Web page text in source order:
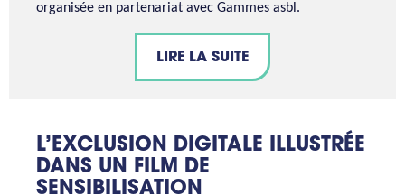
organisée en partenariat avec Gammes asbl.
LIRE LA SUITE
L’EXCLUSION DIGITALE ILLUSTRÉE
DANS UN FILM DE
SENSIBILISATION